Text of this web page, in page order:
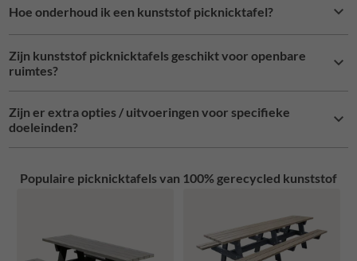
Hoe onderhoud ik een kunststof picknicktafel?
Zijn kunststof picknicktafels geschikt voor openbare
ruimtes?
Zijn er extra opties / uitvoeringen voor specifieke
doeleinden?
Populaire picknicktafels van 100% gerecycled kunststof